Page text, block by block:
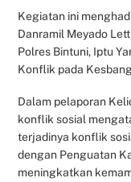
Kegiatan ini
Danramil Meyado
Polres Bintuni, Iptu
Konflik pada
Dalam pelaporan
konflik sosial
terjadinya konflik
dengan Penguatan
meningkatkan